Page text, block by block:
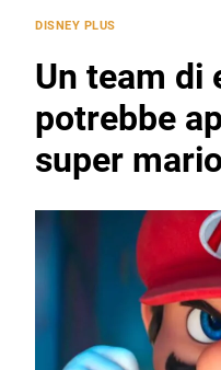
DISNEY PLUS
Un team di
potrebbe
super